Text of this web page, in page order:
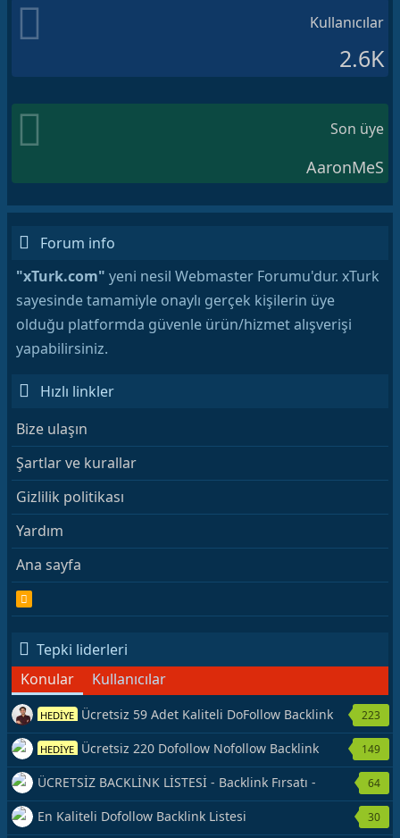
Kullanıcılar
2.6K
Son üye
AaronMeS
Forum info
"xTurk.com" yeni nesil Webmaster Forumu'dur. xTurk
sayesinde tamamiyle onaylı gerçek kişilerin üye
olduğu platformda güvenle ürün/hizmet alışverişi
yapabilirsiniz.
Hızlı linkler
Bize ulaşın
Şartlar ve kurallar
Gizlilik politikası
Yardım
Ana sayfa
S
Tepki liderleri
Konular
Kullanıcılar
HEDİYE Ücretsiz 59 Adet Kaliteli DoFollow Backlink
Kaynağı Veriyorum.
223
HEDİYE Ücretsiz 220 Dofollow Nofollow Backlink
Veriyorum
149
ÜCRETSİZ BACKLİNK LİSTESİ - Backlink Fırsatı -
Hemen Yetiş!
64
En Kaliteli Dofollow Backlink Listesi 30